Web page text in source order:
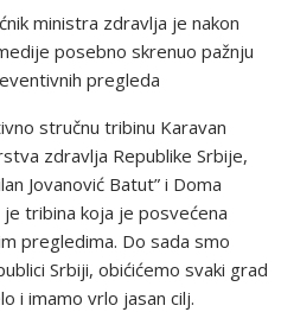
ministra zdravlja je nakon
posebno skrenuo pažnju
pregleda
stručnu tribinu Karavan
zdravlja Republike Srbije,
Jovanović Batut” i Doma
tribina koja je posvećena
pregledima. Do sada smo
Srbiji, obićićemo svaki grad
i imamo vrlo jasan cilj.